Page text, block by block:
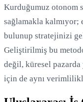
Kurduğumuz otonom
sağlamakla
bulunup stratejinizi
Geliştirilmiş bu
değil, küresel pazarda
için de aynı